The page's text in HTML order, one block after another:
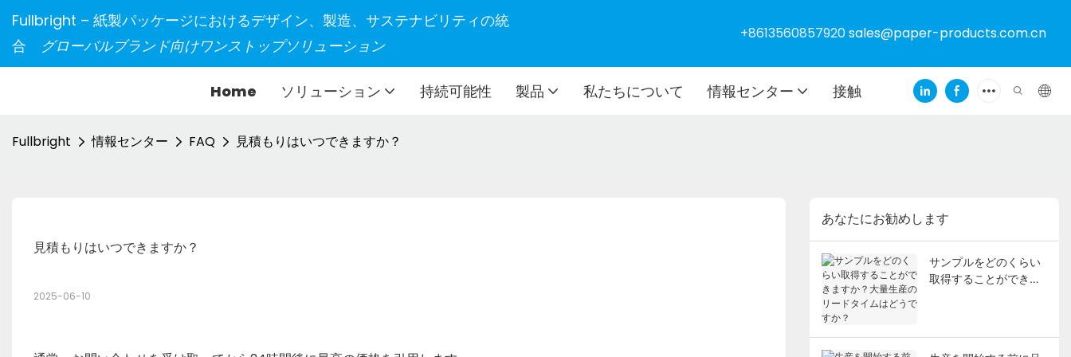
Fullbright – 紙製パッケージにおけるデザイン、製造、サステナビリティの統
合 グローバルブランド向けワンストップソリューション
+8613560857920sales@paper-products.com.cn
Home ソリューション 持続可能性 製品 私たちについて 情報センター 接触
Fullbright 情報センター FAQ 見積もりはいつできますか？
見積もりはいつできますか？
2025-06-10
あなたにお勧めします
サンプルをどのくらい
取得することができま